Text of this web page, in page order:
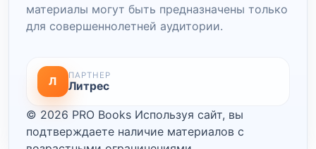
материалы могут быть предназначены только
для совершеннолетней аудитории.
Л ПАРТНЕР
Литрес
© 2026 PRO Books Используя сайт, вы
подтверждаете наличие материалов с